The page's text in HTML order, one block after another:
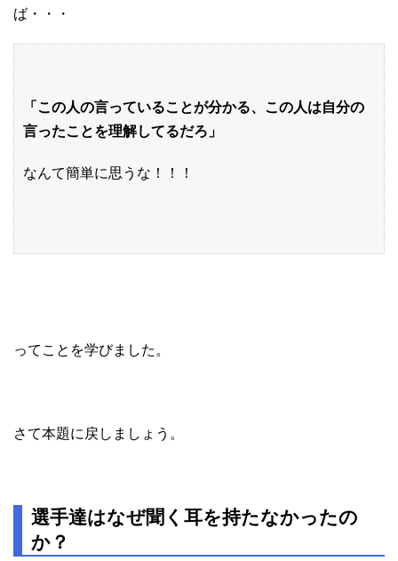
ば・・・
「この人の言っていることが分かる、この人は自分の
言ったことを理解してるだろ」
なんて簡単に思うな！！！
ってことを学びました。
さて本題に戻しましょう。
選手達はなぜ聞く耳を持たなかったの
か？